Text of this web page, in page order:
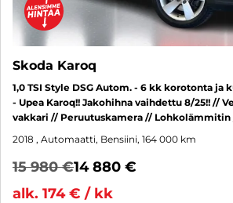
Skoda Karoq
1,0 TSI Style DSG Autom. - 6 kk korotonta ja
- Upea Karoq!! Jakohihna vaihdettu 8/25!! //
vakkari // Peruutuskamera // Lohkolämmitin
2018 , Automaatti, Bensiini, 164 000 km
15 980 €14 880 €
alk. 174 € / kk